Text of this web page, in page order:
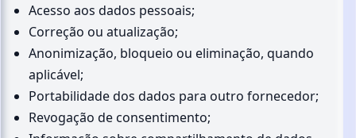
Acesso aos dados pessoais;
Correção ou atualização;
Anonimização, bloqueio ou eliminação, quando
aplicável;
Portabilidade dos dados para outro fornecedor;
Revogação de consentimento;